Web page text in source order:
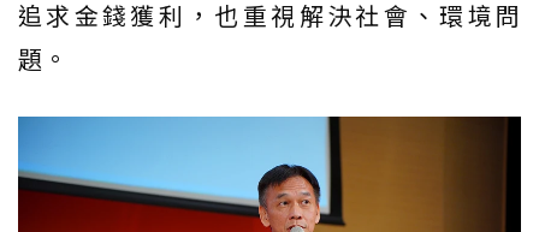
追求金錢獲利，也重視解決社會、環境問
題。